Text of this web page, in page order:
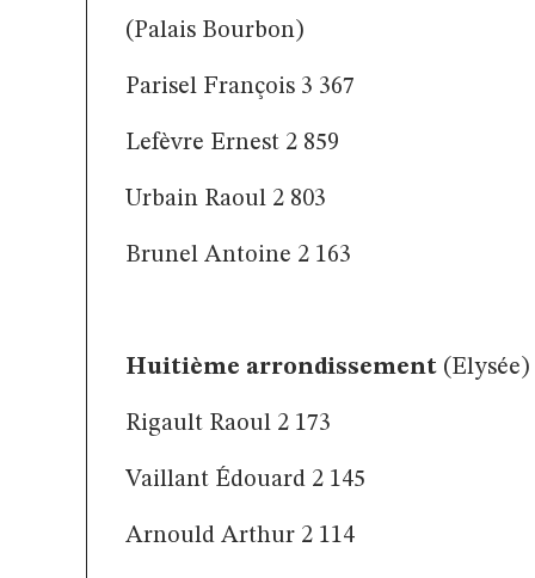
(Palais Bourbon)
Parisel François 3 367
Lefèvre Ernest 2 859
Urbain Raoul 2 803
Brunel Antoine 2 163
Huitième arrondissement (Elysée)
Rigault Raoul 2 173
Vaillant Édouard 2 145
Arnould Arthur 2 114